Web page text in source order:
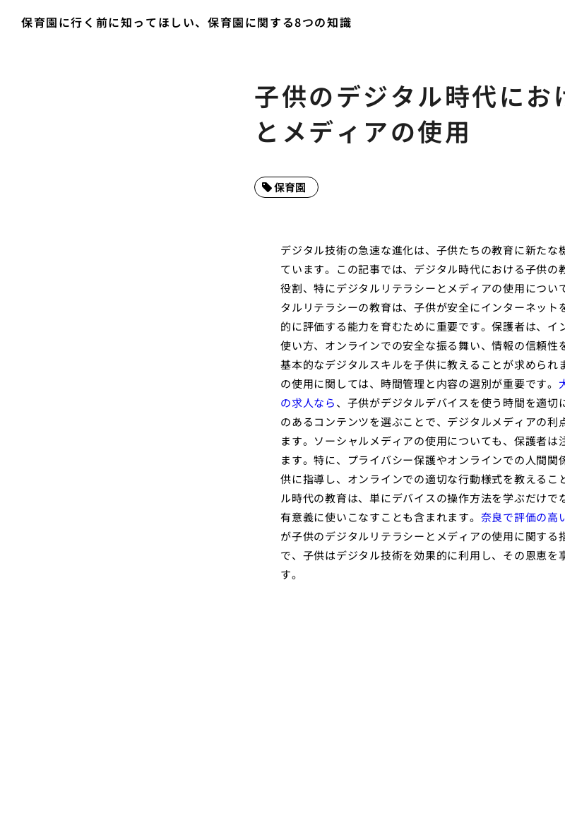
保育園に行く前に知ってほしい、保育園に関する8つの知識
子供のデジタル時代にお
とメディアの使用
保育園
デジタル技術の急速な進化は、子供たちの教育に新たな
ています。この記事では、デジタル時代における子供の
役割、特にデジタルリテラシーとメディアの使用につい
タルリテラシーの教育は、子供が安全にインターネット
的に評価する能力を育むために重要です。保護者は、イ
使い方、オンラインでの安全な振る舞い、情報の信頼性
基本的なデジタルスキルを子供に教えることが求められ
の使用に関しては、時間管理と内容の選別が重要です。
の求人なら、子供がデジタルデバイスを使う時間を適切
のあるコンテンツを選ぶことで、デジタルメディアの利
ます。ソーシャルメディアの使用についても、保護者は
ます。特に、プライバシー保護やオンラインでの人間関
供に指導し、オンラインでの適切な行動様式を教えるこ
ル時代の教育は、単にデバイスの操作方法を学ぶだけで
有意義に使いこなすことも含まれます。 奈良で評価の高
が子供のデジタルリテラシーとメディアの使用に関する
で、子供はデジタル技術を効果的に利用し、その恩恵を
す。